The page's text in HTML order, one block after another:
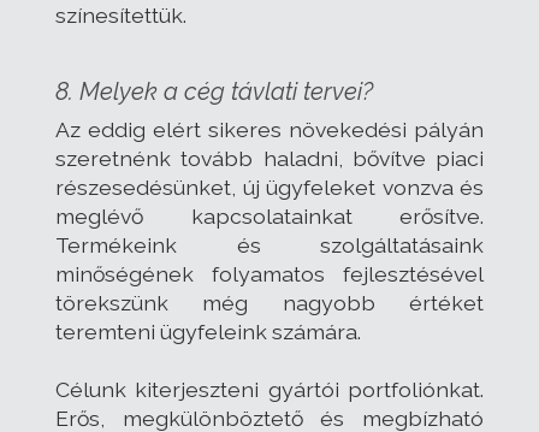
színesítettük.
8. Melyek a cég távlati tervei?
Az eddig elért sikeres növekedési pályán
szeretnénk tovább haladni, bővítve piaci
részesedésünket, új ügyfeleket vonzva és
meglévő kapcsolatainkat erősítve.
Termékeink és szolgáltatásaink
minőségének folyamatos fejlesztésével
törekszünk még nagyobb értéket
teremteni ügyfeleink számára.
Célunk kiterjeszteni gyártói portfoliónkat.
Erős, megkülönböztető és megbízható